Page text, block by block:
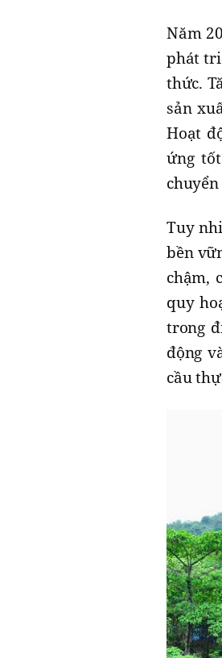
Năm
phát
thức.
sản
Hoạt
ứng
Tuy
bền
chậm,
quy
trong
động
cầu